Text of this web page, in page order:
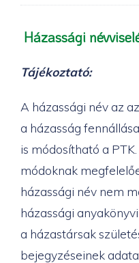
Házassági
Tájékoztató:
A házassági név az
a házasság
is módosítható a
módoknak
házassági név nem
házassági
a házastársak
bejegyzéseinek